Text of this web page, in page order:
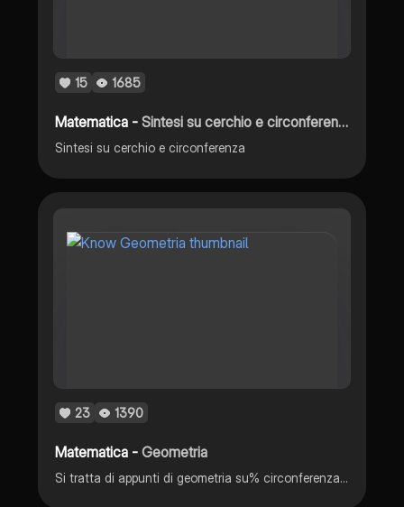
15 1685
Matematica -Sintesi su cerchio e circonferenza
Sintesi su cerchio e circonferenza
23 1390
Matematica -Geometria
Si tratta di appunti di geometria su% circonferenza e cerchio, punti nella circonferenza, posizioni nella retta rispetto alla circonferenza, corde e archi in una circonferenza, proprietà delle corde e angoli al centro è angoli alla circonferenza.